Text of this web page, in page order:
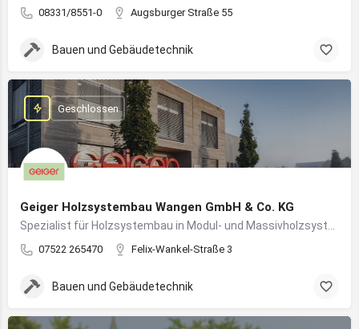
08331/8551-0 Augsburger Straße 55
Bauen und Gebäudetechnik
Geiger Holzsystembau Wangen GmbH & Co. KG
07522 265470 Felix-Wankel-Straße 3
Geschlossen
Bauen und Gebäudetechnik